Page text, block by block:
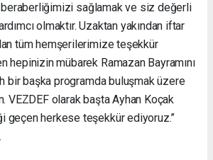
sağlamak ve siz değerli
olmaktır. Uzaktan yakından iftar
tüm hemşerilerimize teşekkür
hepinizin mübarek Ramazan Bayramını
bir başka programda buluşmak üzere
VEZDEF olarak başta Ayhan Koçak
geçen herkese teşekkür ediyoruz.”